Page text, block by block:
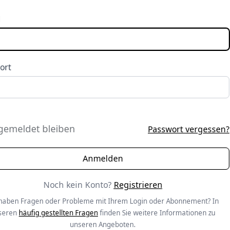
bleiben Passwort vergessen?
Noch kein Konto? Registrieren
Fragen oder Probleme mit Ihrem Login oder Abonnement? In
häufig gestellten Fragen finden Sie weitere Informationen zu
unseren Angeboten.